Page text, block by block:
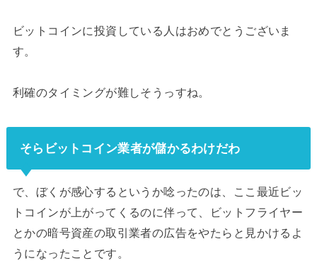
ビットコインに投資している人はおめでとうございま
す。
利確のタイミングが難しそうっすね。
そらビットコイン業者が儲かるわけだわ
で、ぼくが感心するというか唸ったのは、ここ最近ビッ
トコインが上がってくるのに伴って、ビットフライヤー
とかの暗号資産の取引業者の広告をやたらと見かけるよ
うになったことです。